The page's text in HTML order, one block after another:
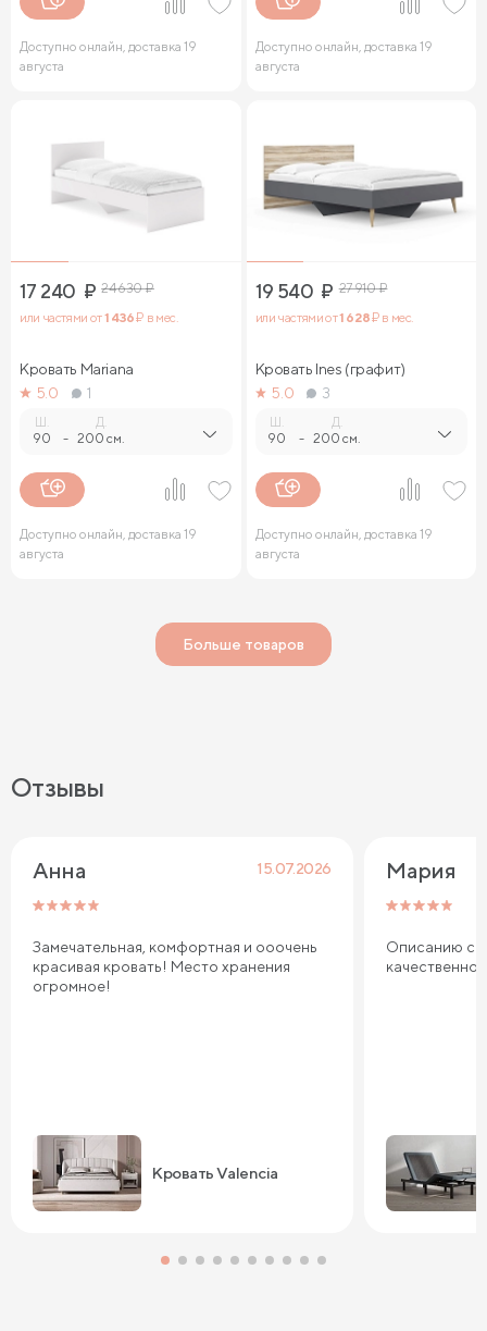
Доступно онлайн, доставка 19
августа
Доступно онлайн, доставка 19
августа
17 240 ₽ 24 630₽
или частями от1 436₽ в мес.
Кровать Mariana
5.0
1
Ш.
90 -
Д.
200 см.
Доступно онлайн, доставка 19
августа
19 540 ₽ 27 910₽
или частями от1 628₽ в мес.
Кровать Ines (графит)
5.0
3
Ш.
90 -
Д.
200 см.
Доступно онлайн, доставка 19
августа
Больше товаров
Отзывы
Анна 15.07.2026
Замечательная, комфортная и ооочень
красивая кровать! Место хранения
огромное!
Кровать Valencia
Мария
Описанию
качественно